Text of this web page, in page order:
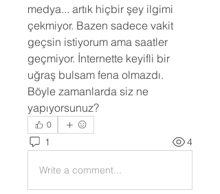
medya... artık hiçbir şey ilgimi
çekmiyor. Bazen sadece vakit
geçsin istiyorum ama saatler
geçmiyor. İnternette keyifli bir
uğraş bulsam fena olmazdı.
Böyle zamanlarda siz ne
yapıyorsunuz?
0
1 4
Write a comment...